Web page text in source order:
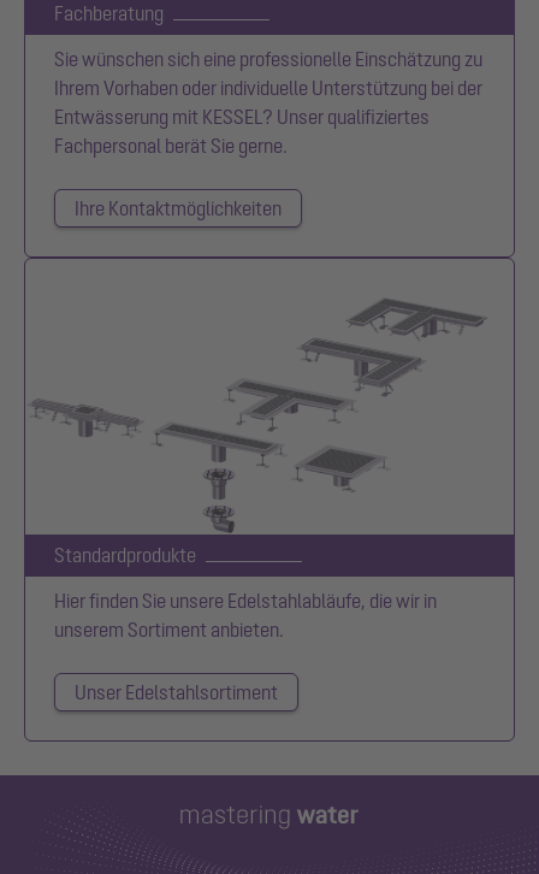
Fachberatung
Sie wünschen sich eine professionelle Einschätzung zu
Ihrem Vorhaben oder individuelle Unterstützung bei der
Entwässerung mit KESSEL? Unser qualifiziertes
Fachpersonal berät Sie gerne.
Ihre Kontaktmöglichkeiten
Standardprodukte
Hier finden Sie unsere Edelstahlabläufe, die wir in
unserem Sortiment anbieten.
Unser Edelstahlsortiment